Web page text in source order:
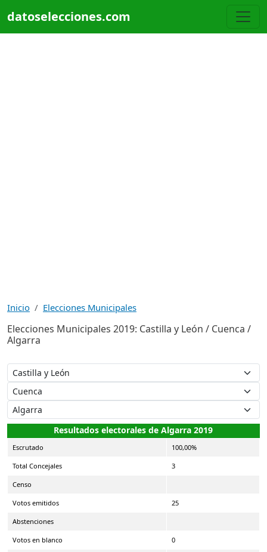
datoselecciones.com
Inicio Elecciones Municipales
Elecciones Municipales 2019: Castilla y León / Cuenca /
Algarra
Resultados electorales de Algarra 2019
Escrutado 100,00%
Total Concejales 3
Censo
Votos emitidos 25
Abstenciones
Votos en blanco 0